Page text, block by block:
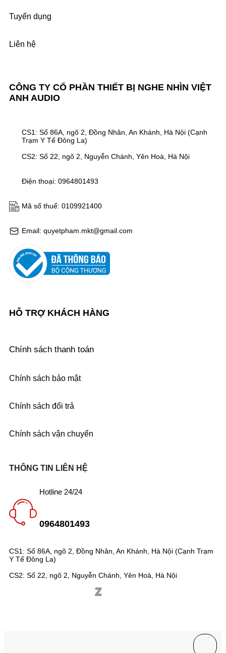
CÔNG TY CỔ PHẦN THIẾT BỊ NGHE NHÌN VIỆT
ANH AUDIO
Email: quyetpham.mkt@gmail.com
Mã số thuế: 0109921400
Điện thoại: 0964801493
CS1: Số 86A, ngõ 2, Đồng Nhân, An Khánh, Hà Nội (Cạnh
Trạm Y Tế Đông La)
CS2: Số 22, ngõ 2, Nguyễn Chánh, Yên Hoà, Hà Nội
Tuyển dụng
Liên hệ
HỖ TRỢ KHÁCH HÀNG
Chính sách thanh toán
Chính sách bảo mật
Chính sách đổi trả
Chính sách vận chuyển
CS1: Số 86A, ngõ 2, Đồng Nhân, An Khánh, Hà Nội (Cạnh Trạm
Y Tế Đông La)
CS2: Số 22, ngõ 2, Nguyễn Chánh, Yên Hoà, Hà Nội
THÔNG TIN LIÊN HỆ
Hotline 24/24
0964801493